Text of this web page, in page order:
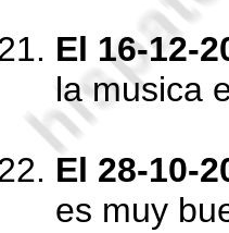
El 16-12-
la musica
El 28-10-
es muy